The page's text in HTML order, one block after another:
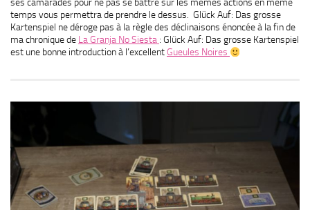
ses camarades pour ne pas se battre sur les mêmes actions en même
temps vous permettra de prendre le dessus. Glück Auf: Das grosse
Kartenspiel ne déroge pas à la règle des déclinaisons énoncée à la fin de
ma chronique de La Granja No Siesta : Glück Auf: Das grosse Kartenspiel
est une bonne introduction à l’excellentGueules Noires